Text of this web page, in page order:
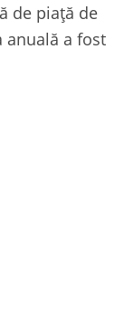
de piață de
anuală a fost